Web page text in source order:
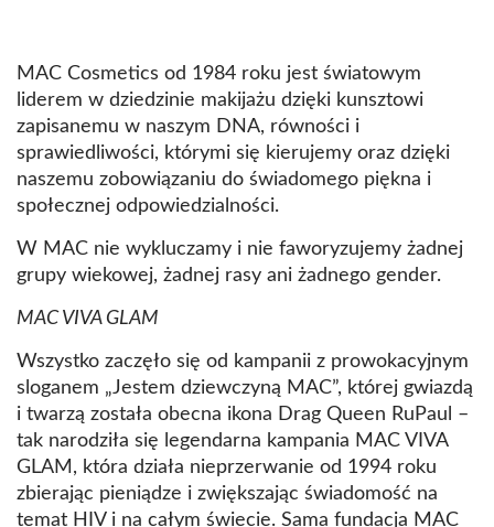
MAC Cosmetics od 1984 roku jest światowym
liderem w dziedzinie makijażu dzięki kunsztowi
zapisanemu w naszym DNA, równości i
sprawiedliwości, którymi się kierujemy oraz dzięki
naszemu zobowiązaniu do świadomego piękna i
społecznej odpowiedzialności.
W MAC nie wykluczamy i nie faworyzujemy żadnej
grupy wiekowej, żadnej rasy ani żadnego gender.
MAC VIVA GLAM
Wszystko zaczęło się od kampanii z prowokacyjnym
sloganem „Jestem dziewczyną MAC”, której gwiazdą
i twarzą została obecna ikona Drag Queen RuPaul –
tak narodziła się legendarna kampania MAC VIVA
GLAM, która działa nieprzerwanie od 1994 roku
zbierając pieniądze i zwiększając świadomość na
temat HIV i na całym świecie. Sama fundacja MAC